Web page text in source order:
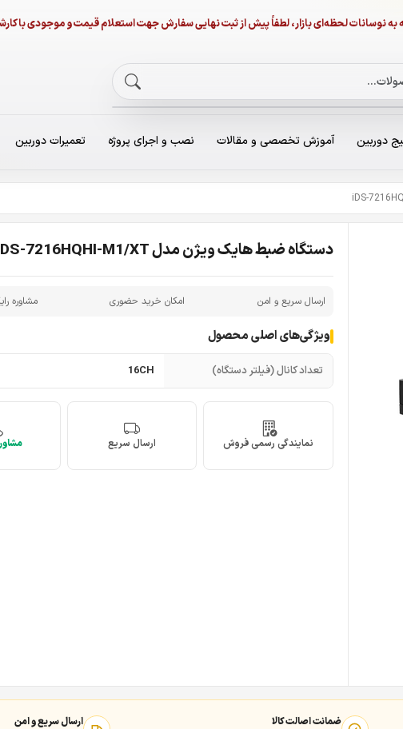
به نوسانات لحظه‌ای بازار، لطفاً پیش از ثبت نهایی سفارش جهت استعلام قیمت و موجودی با
دوربین آموزش تخصصی و مقالات نصب و اجرای پروژه تعمیرات دوربین
دستگاه ضبط هایک ویژن مدل iDS-7216HQHI-M1/XT
ارسال سریع و امن امکان خرید حضوری مشاوره
ویژگی‌های اصلی محصول
تعداد کانال (فیلتر دستگاه) 16CH
نمایندگی رسمی فروش ارسال سریع
ضمانت اصالت کالا ارسال سریع و امن